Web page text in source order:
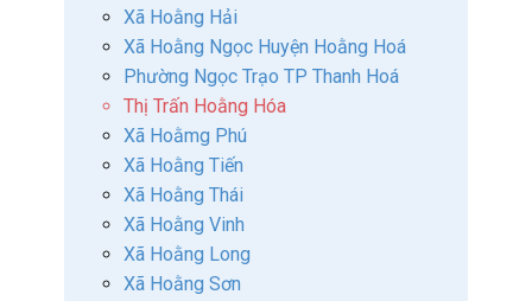
Xã Hoằng Hải
Xã Hoằng Ngọc Huyện Hoằng Hoá
Phường Ngọc Trạo TP Thanh Hoá
Thị Trấn Hoằng Hóa
Xã Hoằmg Phú
Xã Hoằng Tiến
Xã Hoằng Thái
Xã Hoằng Vinh
Xã Hoằng Long
Xã Hoằng Sơn